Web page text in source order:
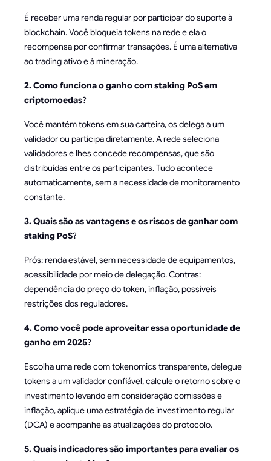
É receber uma renda regular por participar do suporte à
blockchain. Você bloqueia tokens na rede e ela o
recompensa por confirmar transações. É uma alternativa
ao trading ativo e à mineração.
2. Como funciona o ganho com staking PoS em
criptomoedas?
Você mantém tokens em sua carteira, os delega a um
validador ou participa diretamente. A rede seleciona
validadores e lhes concede recompensas, que são
distribuídas entre os participantes. Tudo acontece
automaticamente, sem a necessidade de monitoramento
constante.
3. Quais são as vantagens e os riscos de ganhar com
staking PoS?
Prós: renda estável, sem necessidade de equipamentos,
acessibilidade por meio de delegação. Contras:
dependência do preço do token, inflação, possíveis
restrições dos reguladores.
4. Como você pode aproveitar essa oportunidade de
ganho em 2025?
Escolha uma rede com tokenomics transparente, delegue
tokens a um validador confiável, calcule o retorno sobre o
investimento levando em consideração comissões e
inflação, aplique uma estratégia de investimento regular
(DCA) e acompanhe as atualizações do protocolo.
5. Quais indicadores são importantes para avaliar os